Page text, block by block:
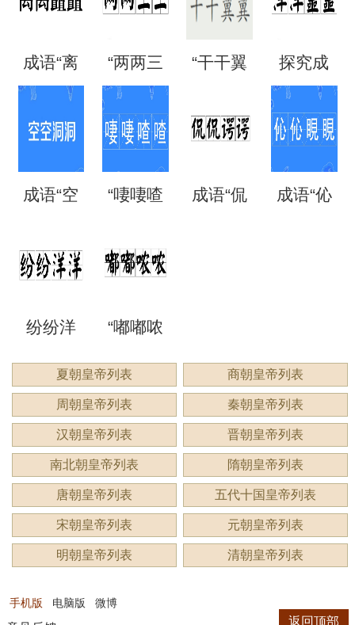
是什么 么意
思？出
里？
熙”的用
法、典
故和出
么意
思？
成语“离
读？用
来形容
“两两三
语吗？
是什么
意思？
“干干翼
是什么
探究成
语“混混
含义与
成语“空
洞”是什
么意
思？
“啛啛喳
是什么
意思？
成语“侃
思？用
来形容
什么？
成语“伈
什么意
思？
纷纷洋
洋：描
绘繁复
景象的
生动成
语
“嘟嘟哝
哝”是成
语吗？
用来形
容什
么？
夏朝皇帝列表 商朝皇帝列表
周朝皇帝列表 秦朝皇帝列表
汉朝皇帝列表 晋朝皇帝列表
南北朝皇帝列表 隋朝皇帝列表
唐朝皇帝列表 五代十国皇帝列表
宋朝皇帝列表 元朝皇帝列表
明朝皇帝列表 清朝皇帝列表
手机版 电脑版 微博
返回顶部